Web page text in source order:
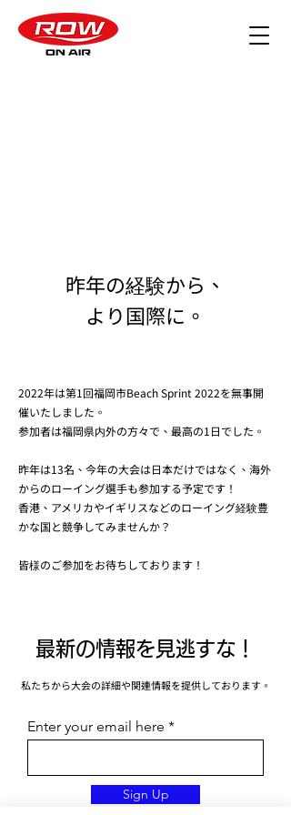
昨年の経験から、
​より国際に。
2022年は第1回福岡市Beach Sprint 2022を無事開
催いたしました。
参加者は福岡県内外の方々で、最高の1日でした。
昨年は13名、今年の大会は日本だけではなく、海外
からのローイング選手も参加する予定です！
香港、アメリカやイギリスなどのローイング経験豊
かな国と競争してみませんか？
​皆様のご参加をお待ちしております！
最新の情報を見逃すな！
私たちから大会の詳細や関連情報を提供しております。
Enter your email here
Sign Up